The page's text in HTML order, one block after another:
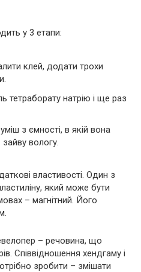
у 3 етапи:
клей, додати трохи
тетраборату натрію і ще раз
з ємності, в якій вона
вологу.
властивості. Один з
який може бути
– магнітний. Його
– речовина, що
Співвідношення хендгаму і
зробити – змішати